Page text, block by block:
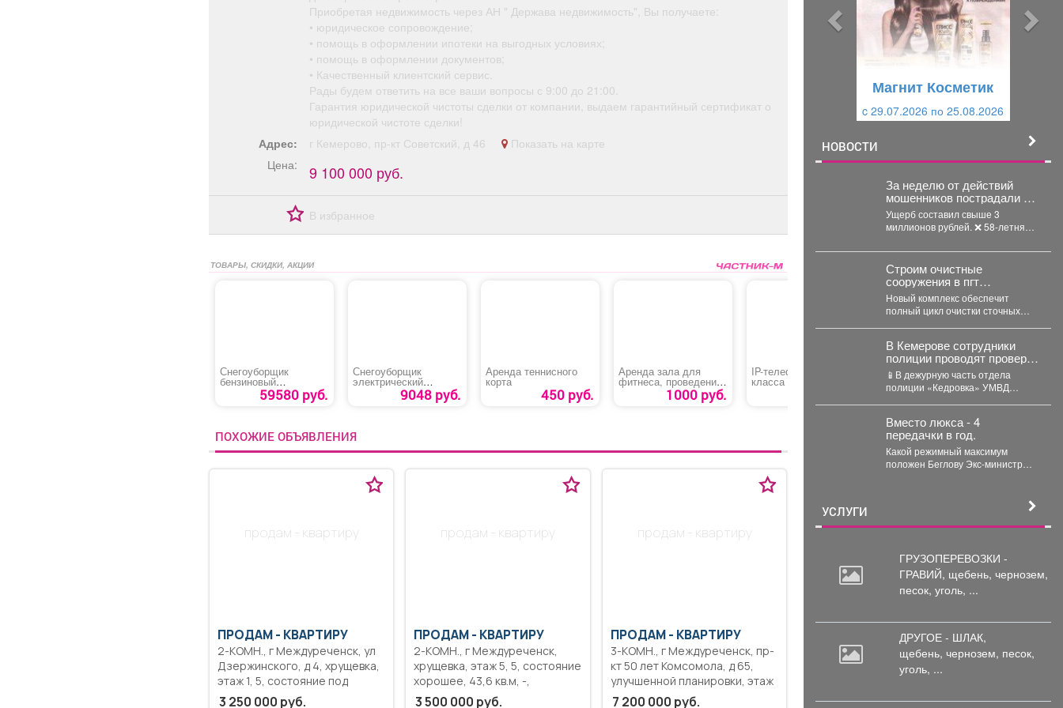
Приобретая недвижимость через АН " Держава недвижимость", Вы получаете:
• юридическое сопровождение;
• помощь в оформлении ипотеки на выгодных условиях;
• помощь в оформлении документов;
• Качественный клиентский сервис.
Рады будем ответить на все ваши вопросы с 9:00 до 21:00​.
Гарантия юридической чистоты сделки от компании, выдаем гарантийный сертификат о
юридической чистоте сделки!
Адрес:
г Кемерово, пр-кт Советский, д 46
Показать на карте
Цена:
9 100 000 руб.
В избранное
ТОВАРЫ, СКИДКИ, АКЦИИ
Снегоуборщик
бензиновый
«MAXPILER MST-
59580 руб.
Снегоуборщик
электрический
«HUTER SGC 1700E»
9048 руб.
Аренда теннисного
корта
450 руб.
Аренда зала для
фитнеса, проведения
тренировок, мастер-
классов или других
1000 руб.
IP-телефон бизнес-
класса Fanvil X3S
Деревянная чаша
2000 руб.
ПОХОЖИЕ ОБЪЯВЛЕНИЯ
продам - квартиру
ПРОДАМ - КВАРТИРУ
2-КОМН., г Междуреченск, ул
Дзержинского, д 4, хрущевка,
этаж 1, 5, состояние под
ремонт, пластиковые окна,
3 250 000 руб.
продам - квартиру
ПРОДАМ - КВАРТИРУ
2-КОМН., г Междуреченск,
хрущевка, этаж 5, 5, состояние
хорошее, 43,6 кв.м, -,
пластиковые окна, сухая
3 500 000 руб.
продам - квартиру
ПРОДАМ - КВАРТИРУ
3-КОМН., г Междуреченск, пр-
кт 50 лет Комсомола, д 65,
улучшенной планировки, этаж
4, 9, состояние отличное,
7 200 000 руб.
Магнит Косметик
c 29.07.2026 по 25.08.2026
НОВОСТИ
За неделю от действий
мошенников пострадали 5
горожан в возрасте от 24 до
58 лет.
Ущерб составил свыше 3
миллионов рублей. ❌ 58-летняя
1,6 млн рублей,...
Строим очистные
сооружения в пгт
Промышленная.
Новый комплекс обеспечит
полный цикл очистки сточных
В Кемерове сотрудники
полиции проводят проверку
по факту конфликта между
двумя местными жителями
📱В дежурную часть отдела
полиции «Кедровка» УМВД
жителей...
Вместо люкса - 4
передачки в год.
Какой режимный максимум
положен Беглову Экс-министр
УСЛУГИ
ГРУЗОПЕРЕВОЗКИ -
ГРАВИЙ, щебень, чернозем,
песок, уголь, ...
ДРУГОЕ - ШЛАК,
щебень, чернозем, песок,
уголь, ...